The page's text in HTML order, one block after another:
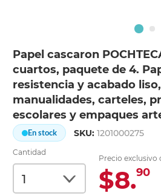
Papel cascaron
cuartos, paquete de 4.
resistencia y acabado
manualidades, carteles,
escolares y empaques
En stock SKU:1201000275
Cantidad
Precio exclusivo
$8.90